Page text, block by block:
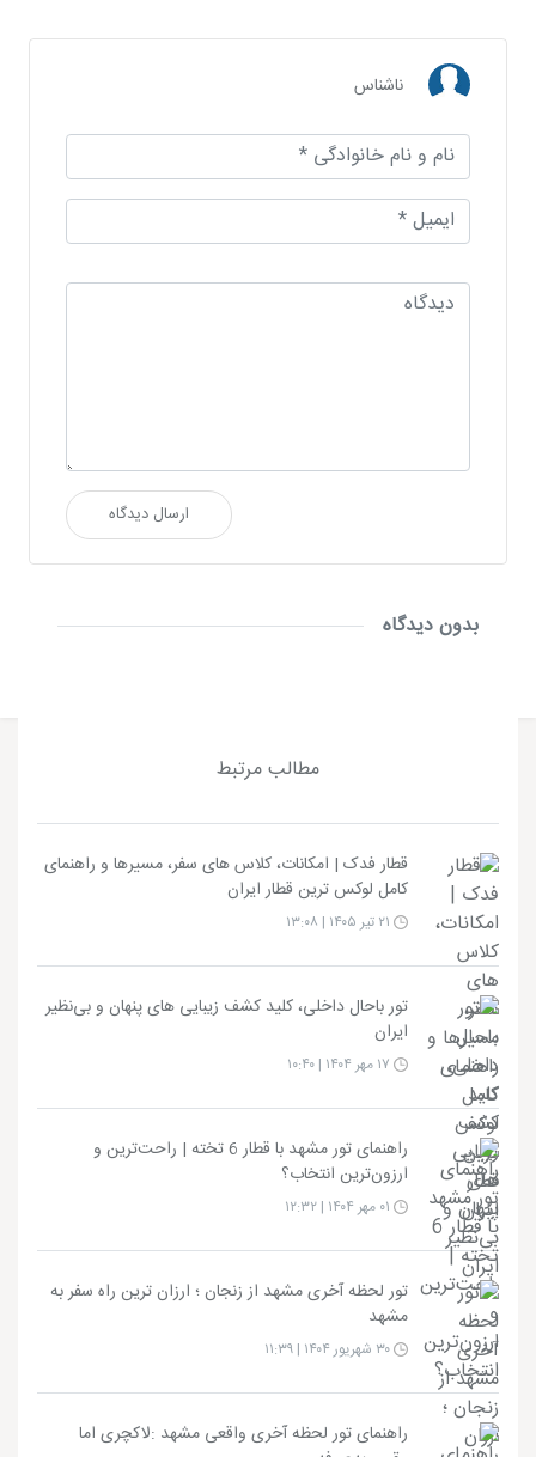
ناشناس
ارسال دیدگاه
بدون دیدگاه
مطالب مرتبط
قطار فدک | امکانات، کلاس های سفر، مسیرها و راهنمای
کامل لوکس ترین قطار ایران
تور باحال داخلی، کلید کشف زیبایی های پنهان و بی‌نظیر
ایران
راهنمای تور مشهد با قطار 6 تخته | راحت‌ترین و
ارزون‌ترین انتخاب؟
تور لحظه آخری مشهد از زنجان ؛ ارزان ترین راه سفر به
مشهد
راهنمای تور لحظه آخری واقعی مشهد :لاکچری اما